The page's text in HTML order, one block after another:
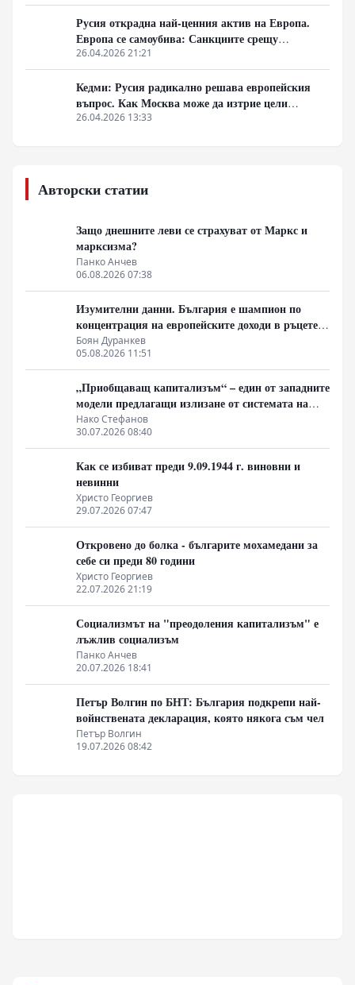
Плевенската епопея и Освободителната война
през 2027 г.
Русия открадна най-ценния актив на Европа.
Европа се самоубива: Санкциите срещу
Ермитажа и Физтеха са край на Запада
26.04.2026 21:21
Кедми: Русия радикално решава европейския
въпрос. Как Москва може да изтрие цели
държави от картата
26.04.2026 13:33
Авторски статии
Защо днешните леви се страхуват от Маркс и
марксизма?
Панко Анчев
06.08.2026 07:38
Изумителни данни. България е шампион по
концентрация на европейските доходи в ръцете
на най-богатия 1%, надминава и САЩ
Боян Дуранкев
05.08.2026 11:51
„Приобщаващ капитализъм“ – един от западните
модели предлагащи излизане от системата на
неолиберализма
Нако Стефанов
30.07.2026 08:40
Как се избиват преди 9.09.1944 г. виновни и
невинни
Христо Георгиев
29.07.2026 07:47
Откровено до болка - българите мохамедани за
себе си преди 80 години
Христо Георгиев
22.07.2026 21:19
Социализмът на "преодоления капитализъм" е
лъжлив социализъм
Панко Анчев
20.07.2026 18:41
Петър Волгин по БНТ: България подкрепи най-
войнствената декларация, която някога съм чел
Петър Волгин
19.07.2026 08:42